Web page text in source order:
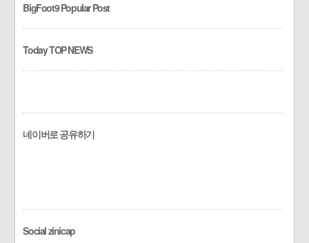
BigFoot9 Popular Post
Today TOP NEWS
네이버로 공유하기
Social zinicap